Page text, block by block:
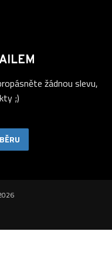
žádnou slevu,
;)